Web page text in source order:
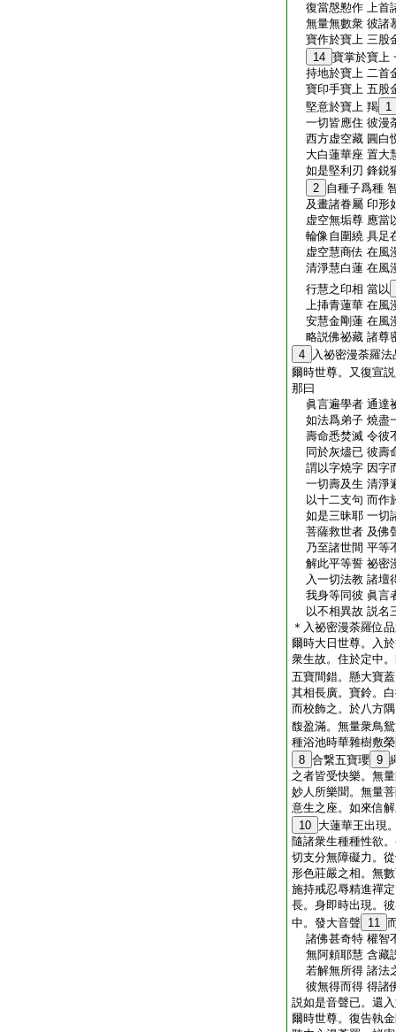
復當慇懃作 上首
無量無數衆 彼諸
寶作於寶上 三股
14 寶掌於寶上
持地於寶上 二首
寶印手寶上 五股
堅意於寶上 羯 1
一切皆應住 彼漫
西方虚空藏 圓白
大白蓮華座 置大
如是堅利刃 鋒鋭
2 自種子爲種
及畫諸眷屬 印形
虚空無垢尊 應當
輪像自圍繞 具足
虚空慧商佉 在風
清淨慧白蓮 在風
行慧之印相 當以
上挿青蓮華 在風
安慧金剛蓮 在風
略説佛祕藏 諸尊
4
入祕密漫荼羅
爾時世尊。又復宣
那曰
眞言遍學者 通達
如法爲弟子 燒盡
壽命悉焚滅 令彼
同於灰燼已 彼壽
謂以字燒字 因字
一切壽及生 清淨
以十二支句 而作
如是三昧耶 一切
菩薩救世者 及佛
乃至諸世間 平等
解此平等誓 祕密
入一切法教 諸壇
我身等同彼 眞言
以不相異故 説名
＊入祕密漫荼羅位
爾時大日世尊。入
衆生故。住於定中
五寶間錯。懸大寶
其相長廣。寶鈴。
而校飾之。於八方
馥盈滿。無量衆鳥
種浴池時華雜樹敷
8 合繋五寶瓔 9
之者皆受快樂。無
妙人所樂聞。無量
意生之座。如來信
10 大蓮華王出現
隨諸衆生種種性欲
切支分無障礙力。
形色莊嚴之相。無
施持戒忍辱精進禪
長。身即時出現。
中。發大音聲 11
諸佛甚奇特 權智
無阿頼耶慧 含藏
若解無所得 諸法
彼無得而得 得諸
説如是音聲已。還
爾時世尊。復告執